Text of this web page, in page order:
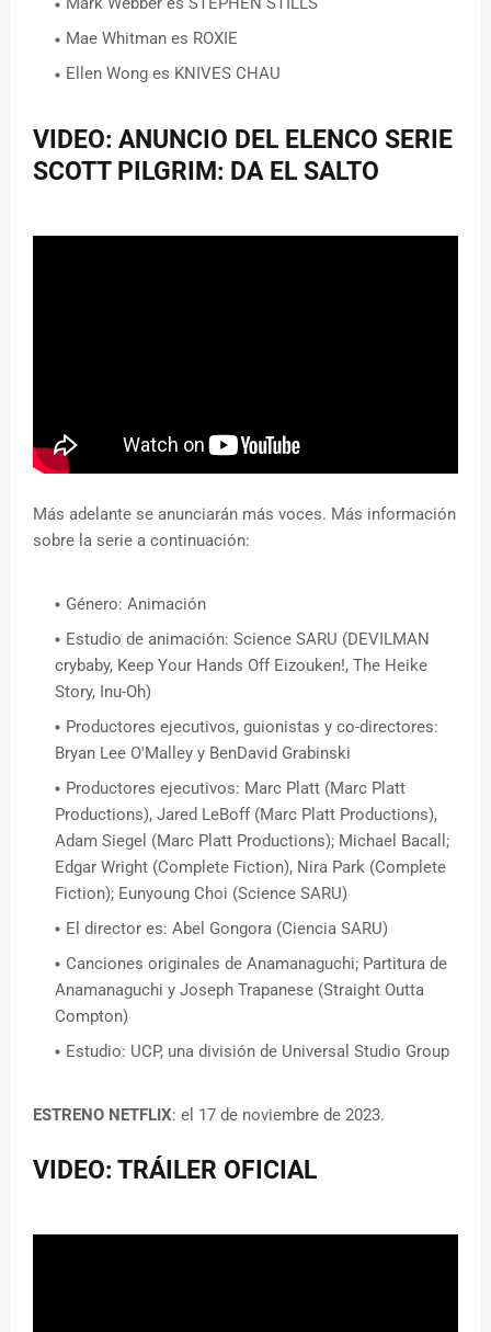
Mae Whitman es ROXIE
Ellen Wong es KNIVES CHAU
VIDEO: ANUNCIO DEL ELENCO SERIE
SCOTT PILGRIM: DA EL SALTO
Más adelante se anunciarán más voces. Más información
sobre la serie a continuación:
Género: Animación
Estudio de animación: Science SARU (DEVILMAN
crybaby, Keep Your Hands Off Eizouken!, The Heike
Story, Inu-Oh)
Productores ejecutivos, guionistas y co-directores:
Bryan Lee O'Malley y BenDavid Grabinski
Productores ejecutivos: Marc Platt (Marc Platt
Productions), Jared LeBoff (Marc Platt Productions),
Adam Siegel (Marc Platt Productions); Michael Bacall;
Edgar Wright (Complete Fiction), Nira Park (Complete
Fiction); Eunyoung Choi (Science SARU)
El director es: Abel Gongora (Ciencia SARU)
Canciones originales de Anamanaguchi; Partitura de
Anamanaguchi y Joseph Trapanese (Straight Outta
Compton)
Estudio: UCP, una división de Universal Studio Group
ESTRENO NETFLIX: el 17 de noviembre de 2023.
VIDEO: TRÁILER OFICIAL